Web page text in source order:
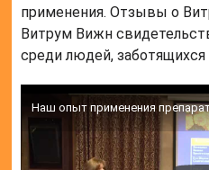
применения. Отзывы о
Витрум Вижн
среди людей, заботящихся